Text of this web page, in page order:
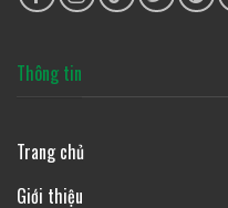
Thông tin
Trang chủ
Giới thiệu